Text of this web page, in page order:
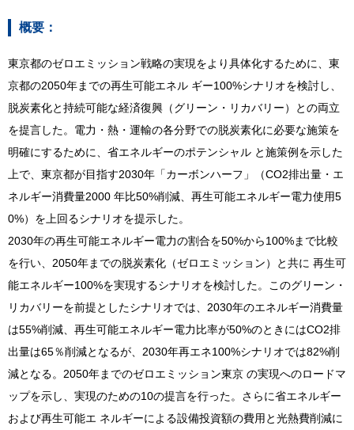
概要：
東京都のゼロエミッション戦略の実現をより具体化するために、東
京都の2050年までの再生可能エネル ギー100%シナリオを検討し、
脱炭素化と持続可能な経済復興（グリーン・リカバリー）との両立
を提言した。電力・熱・運輸の各分野での脱炭素化に必要な施策を
明確にするために、省エネルギーのポテンシャル と施策例を示した
上で、東京都が目指す2030年「カーボンハーフ」（CO2排出量・エ
ネルギー消費量2000 年比50%削減、再生可能エネルギー電力使用5
0%）を上回るシナリオを提示した。
2030年の再生可能エネルギー電力の割合を50%から100%まで比較
を行い、2050年までの脱炭素化（ゼロエミッション）と共に 再生可
能エネルギー100%を実現するシナリオを検討した。このグリーン・
リカバリーを前提としたシナリオでは、2030年のエネルギー消費量
は55%削減、再生可能エネルギー電力比率が50%のときにはCO2排
出量は65％削減となるが、2030年再エネ100%シナリオでは82%削
減となる。2050年までのゼロエミッション東京 の実現へのロードマ
ップを示し、実現のための10の提言を行った。さらに省エネルギー
および再生可能エ ネルギーによる設備投資額の費用と光熱費削減に